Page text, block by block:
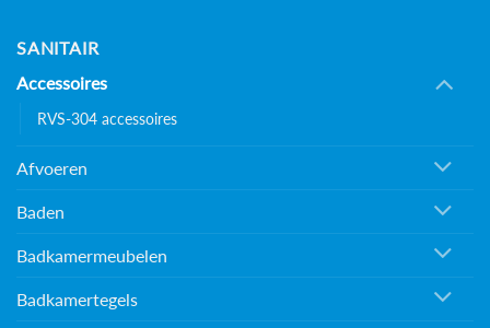
SANITAIR
Accessoires
RVS-304 accessoires
Afvoeren
Baden
Badkamermeubelen
Badkamertegels